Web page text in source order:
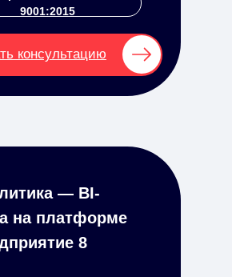
консультацию
9001:2015
— BI-
на платформе
8